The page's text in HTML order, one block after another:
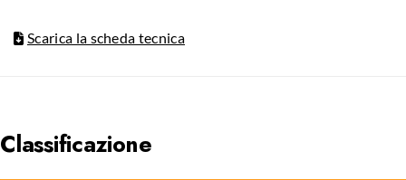
Scarica la scheda tecnica
Classificazione